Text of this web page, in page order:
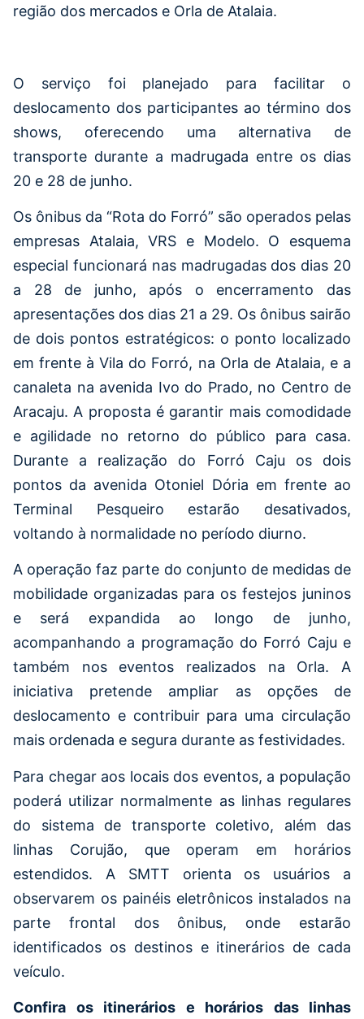
região dos mercados e Orla de Atalaia.
O serviço foi planejado para facilitar o
deslocamento dos participantes ao término dos
shows, oferecendo uma alternativa de
transporte durante a madrugada entre os dias
20 e 28 de junho.
Os ônibus da “Rota do Forró” são operados pelas
empresas Atalaia, VRS e Modelo. O esquema
especial funcionará nas madrugadas dos dias 20
a 28 de junho, após o encerramento das
apresentações dos dias 21 a 29. Os ônibus sairão
de dois pontos estratégicos: o ponto localizado
em frente à Vila do Forró, na Orla de Atalaia, e a
canaleta na avenida Ivo do Prado, no Centro de
Aracaju. A proposta é garantir mais comodidade
e agilidade no retorno do público para casa.
Durante a realização do Forró Caju os dois
pontos da avenida Otoniel Dória em frente ao
Terminal Pesqueiro estarão desativados,
voltando à normalidade no período diurno.
A operação faz parte do conjunto de medidas de
mobilidade organizadas para os festejos juninos
e será expandida ao longo de junho,
acompanhando a programação do Forró Caju e
também nos eventos realizados na Orla. A
iniciativa pretende ampliar as opções de
deslocamento e contribuir para uma circulação
mais ordenada e segura durante as festividades.
Para chegar aos locais dos eventos, a população
poderá utilizar normalmente as linhas regulares
do sistema de transporte coletivo, além das
linhas Corujão, que operam em horários
estendidos. A SMTT orienta os usuários a
observarem os painéis eletrônicos instalados na
parte frontal dos ônibus, onde estarão
identificados os destinos e itinerários de cada
veículo.
Confira os itinerários e horários das linhas